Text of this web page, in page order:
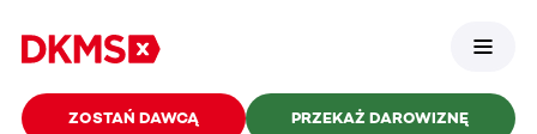
ZOSTAŃ DAWCĄ PRZEKAŻ DAROWIZNĘ